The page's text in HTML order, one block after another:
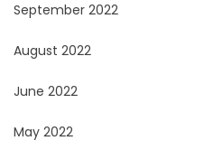
September 2022
August 2022
June 2022
May 2022